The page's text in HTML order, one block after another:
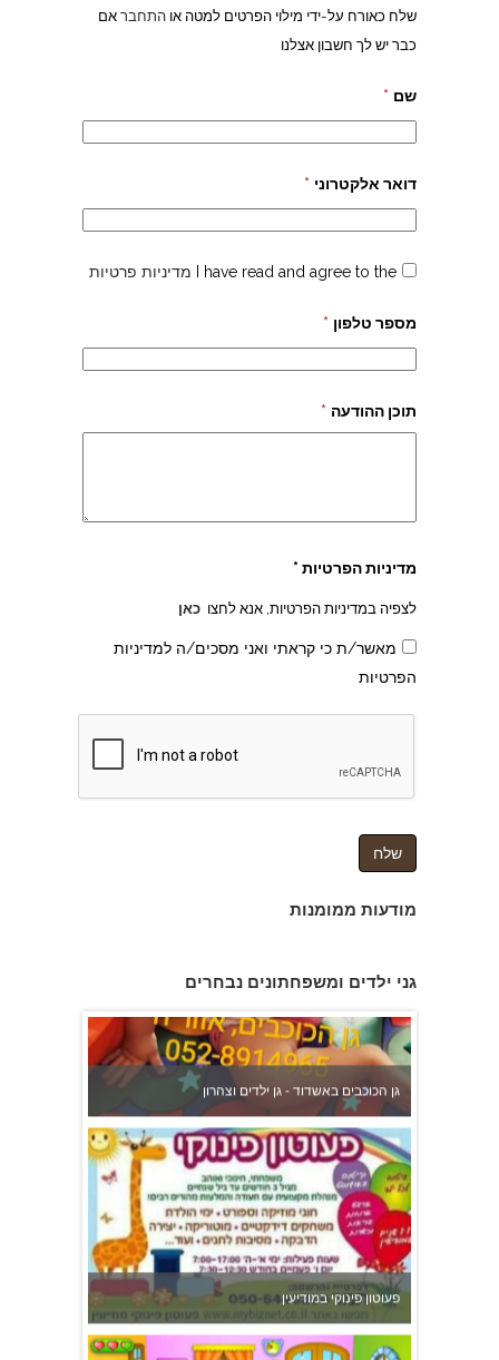
שלח כאורח על-ידי מילוי הפרטים למטה או התחבראם
כבר יש לך חשבון אצלנו
שם *
דואר אלקטרוני *
I have read and agree to the מדיניות פרטיות
מספר טלפון *
תוכן ההודעה *
מדיניות הפרטיות *
לצפיה במדיניות הפרטיות, אנא לחצו כאן
מאשר/ת כי קראתי ואני מסכים/ה למדיניות
הפרטיות
מודעות ממומנות
גני ילדים ומשפחתונים נבחרים
גן הכוכבים באשדוד - גן ילדים וצהרון
פעוטון פינוקי במודיעין